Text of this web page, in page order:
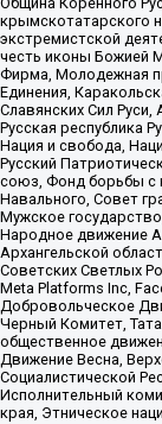
крымскотатарского
экстремистской
честь иконы Божией
Фирма, Молодежная
Единения,
Славянских Сил
Русская республика
Нация и свобода,
Русский
союз, Фонд борьбы с
Навального, Совет
Мужское
Народное движение
Архангельской
Советских Светлых
Meta Platforms Inc,
Добровольческое
Черный Комитет,
общественное
Движение Весна,
Социалистической
Исполнительный
края, Этническое